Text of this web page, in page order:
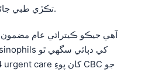
تڪڙي طبي جائزي ڏانهن وٺي وڃڻ گهرجي.
eosinophils کي دٻائي سگهي ٿو